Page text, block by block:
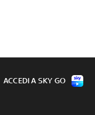
ACCEDI A SKY GO